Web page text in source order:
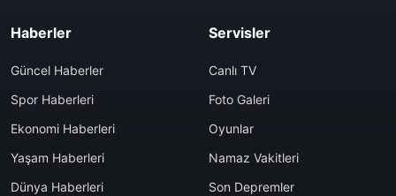
Haberler
Güncel Haberler
Spor Haberleri
Ekonomi Haberleri
Yaşam Haberleri
Dünya Haberleri
Servisler
Canlı TV
Foto Galeri
Oyunlar
Namaz Vakitleri
Son Depremler